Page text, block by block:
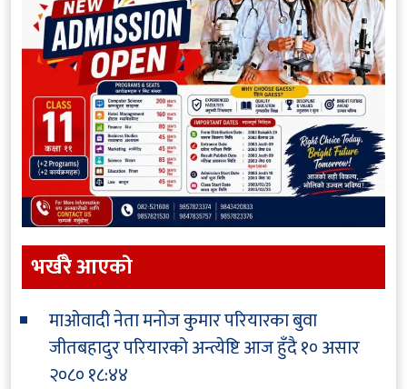
भर्खरै आएकाे
माओवादी नेता मनोज कुमार परियारका बुवा
जीतबहादुर परियारको अन्त्येष्टि आज हुँदै१० असार
२०८० १८:४४